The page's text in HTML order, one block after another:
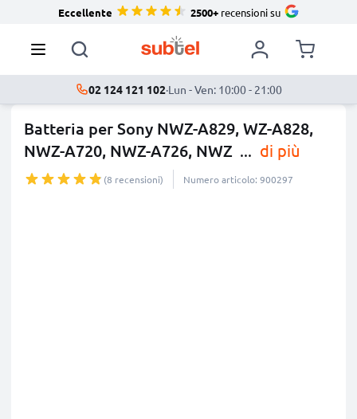
Eccellente 2500+recensioni su
02 124 121 102·Lun - Ven: 10:00 - 21:00
Batteria per Sony NWZ-A829, WZ-A828,
NWZ-A720, NWZ-A726, NWZ ... di più
(8 recensioni) Numero articolo: 900297